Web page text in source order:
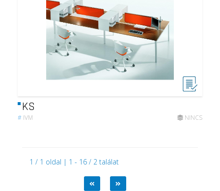
KS
# IVM NINCS
1 / 1 oldal | 1 - 16 / 2 találat